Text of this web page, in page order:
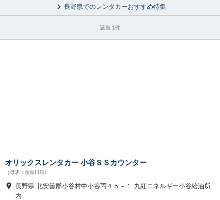
長野県でのレンタカーおすすめ特集
該当 1件
オリックスレンタカー 小谷ＳＳカウンター
（母店：糸魚川店）
長野県 北安曇郡小谷村中小谷丙４５－１ 丸紅エネルギー小谷給油所
内